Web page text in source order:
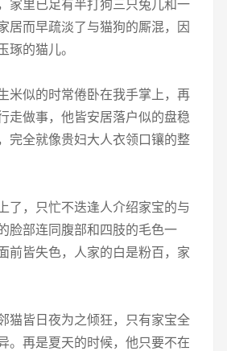
家里已足有半打狗三只兔儿和一
居而早疏淡了与猫狗的厮混，因
琢的猫儿。
米似的时常倦卧在我手掌上，再
走做事，他皆安居落户似的盘稳
完全就像贵妇大人衣领口镶的整
了，只忙不迭逢人介绍家宝的与
脸部连同腹部和四肢的毛色一
前皆失色，人家的白是粉百，家
猫皆日夜为之倾狂，只有家宝全
。再是夏天的时候，他只要不在